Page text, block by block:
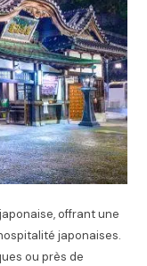
offrant une
japonaises.
ou près de